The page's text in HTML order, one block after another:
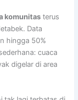
komunitas terus
Data
hingga 50%
cuaca
digelar di area